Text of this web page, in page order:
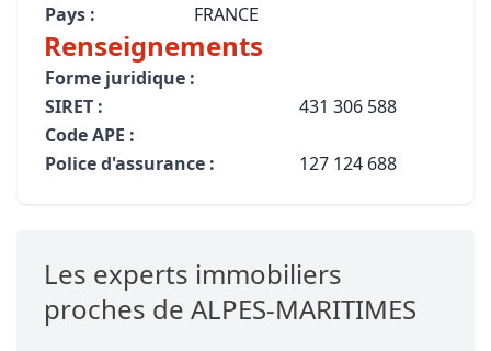
Pays :
FRANCE
Renseignements
Forme juridique :
SIRET :
431 306 588
Code APE :
Police d'assurance :
127 124 688
Les experts immobiliers
proches de ALPES-MARITIMES